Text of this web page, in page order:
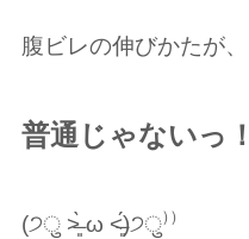
腹ビレの伸びかたが、
普通じゃないっ
(੭ु ˃̶͈̀ ω ˂̶͈́)੭ु⁾⁾